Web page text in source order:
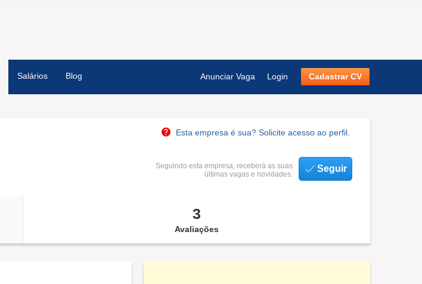
Salários Blog Anunciar Vaga Login Cadastrar CV
Esta empresa é sua? Solicite acesso ao perfil.
Seguindo esta empresa, receberá as suas
últimas vagas e novidades.
Seguir
3
Avaliações